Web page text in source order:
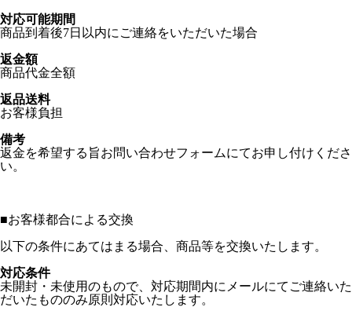
対応可能期間
商品到着後7日以内にご連絡をいただいた場合
返金額
商品代金全額
返品送料
お客様負担
備考
返金を希望する旨お問い合わせフォームにてお申し付けくださ
い。
■お客様都合による交換
以下の条件にあてはまる場合、商品等を交換いたします。
対応条件
未開封・未使用のもので、対応期間内にメールにてご連絡いた
だいたもののみ原則対応いたします。